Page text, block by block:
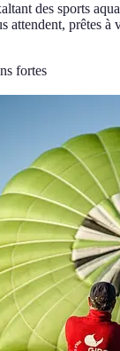
des sports
attendent, prêtes à
fortes